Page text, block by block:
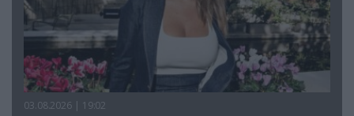
03.08.2026 | 19:02